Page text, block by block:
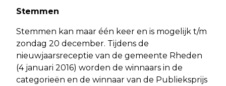
Stemmen
Stemmen kan maar één keer en is mogelijk t/m
zondag 20 december. Tijdens de
nieuwjaarsreceptie van de gemeente Rheden
(4 januari 2016) worden de winnaars in de
categorieën en de winnaar van de Publieksprijs